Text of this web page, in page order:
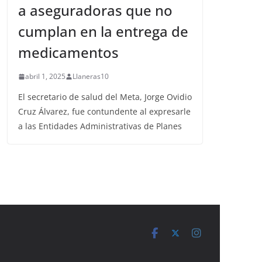
a aseguradoras que no
cumplan en la entrega de
medicamentos
abril 1, 2025 Llaneras10
El secretario de salud del Meta, Jorge Ovidio
Cruz Álvarez, fue contundente al expresarle
a las Entidades Administrativas de Planes